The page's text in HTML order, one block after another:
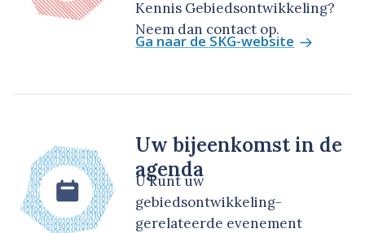
Kennis Gebiedsontwikkeling?
Neem dan contact op.
Ga naar de SKG-website
Uw bijeenkomst in de
agenda
U kunt uw
gebiedsontwikkeling-
gerelateerde evenement